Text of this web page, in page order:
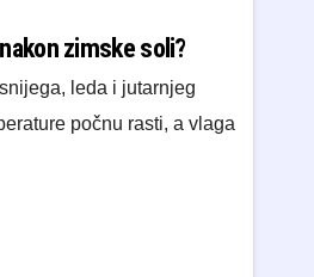
zimske soli?
leda i jutarnjeg
počnu rasti, a vlaga